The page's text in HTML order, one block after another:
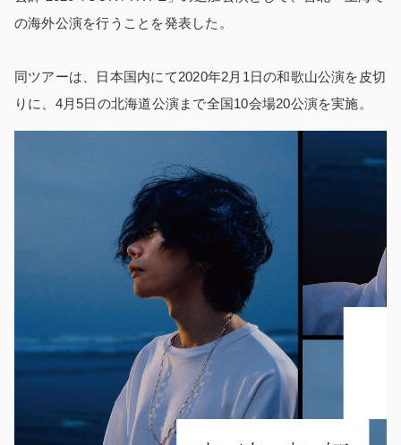
の海外公演を行うことを発表した。
同ツアーは、日本国内にて2020年2月1日の和歌山公演を皮切
りに、4月5日の北海道公演まで全国10会場20公演を実施。